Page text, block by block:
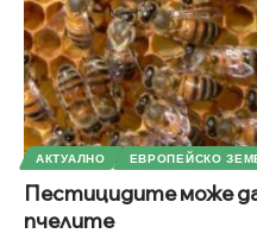
АКТУАЛНО ЕВРОПЕЙСКО
Пестицидите може
пчелите